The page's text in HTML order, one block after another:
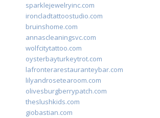
sparklejewelryinc.com
ironcladtattoostudio.com
bruinshome.com
annascleaningsvc.com
wolfcitytattoo.com
oysterbayturkeytrot.com
lafronterarestauranteybar.com
lilyandrosetearoom.com
olivesburgberrypatch.com
theslushkids.com
giobastian.com